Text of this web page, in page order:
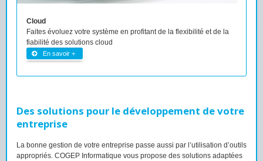
Cloud
Faites évoluez votre système en profitant de la flexibilité et de la
fiabilité des solutions cloud
En savoir +
Des solutions pour le développement de votre
entreprise
La bonne gestion de votre entreprise passe aussi par l’utilisation d’outils
appropriés. COGEP Informatique vous propose des solutions adaptées